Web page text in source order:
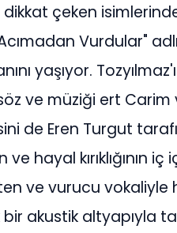
çeken
Vurdular"
yaşıyor.
ve müziği ert
de Eren Turgut
hayal kırıklığının
ve vurucu
akustik altyapıyla